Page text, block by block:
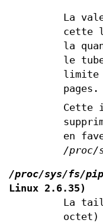
La
cette
la
le
limite
pages.
Cette
en
/proc/
/proc/sys/fs/
Linux 2.6.35)
La
octet)